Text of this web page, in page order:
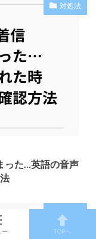
対処法
った…英語の音声
豆知識
ー TOPへ